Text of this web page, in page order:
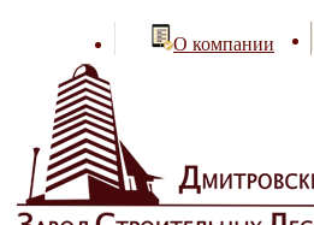
О компании